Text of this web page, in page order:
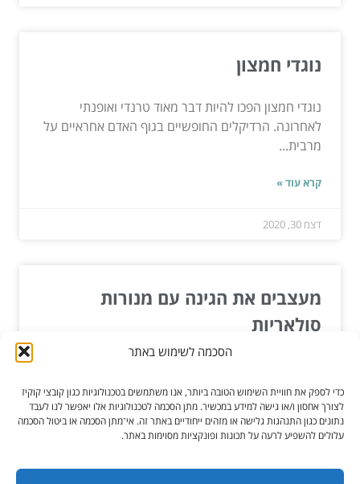
הסכמה לשימוש באתר
כדי לספק את חוויית השימוש הטובה ביותר, אנו משתמשים בטכנולוגיות כגון קובצי קוקיז
לצורך אחסון ו/או גישה למידע במכשיר. מתן הסכמה לטכנולוגיות אלו יאפשר לנו לעבד
נתונים כגון התנהגות גלישה או מזהים ייחודיים באתר זה. אי־מתן הסכמה או ביטול הסכמה
עלולים להשפיע לרעה על תכונות ופונקציות מסוימות באתר.
נוגדי חמצון
נוגדי חמצון הפכו להיות דבר מאוד טרנדי ואופנתי
לאחרונה. הרדיקלים החופשיים בגוף האדם אחראיים על
מרבית...
קרא עוד »
דצמ 30, 2020
מעצבים את הגינה עם מנורות
סולאריות
דורשת הרבה טרחה ועליו לעבוד ולטפח את הגינה שלו.
מצד...
קרא עוד »